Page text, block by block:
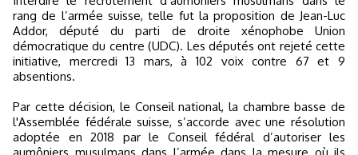
rang de l’armée suisse, telle fut la proposition de Jean-Luc
Addor, député du parti de droite xénophobe Union
démocratique du centre (UDC). Les députés ont rejeté cette
initiative, mercredi 13 mars, à 102 voix contre 67 et 9
absentions.
Par cette décision, le Conseil national, la chambre basse de
l'Assemblée fédérale suisse, s’accorde avec une résolution
adoptée en 2018 par le Conseil fédéral d’autoriser les